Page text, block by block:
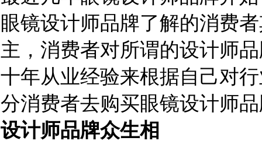
眼镜设计师品牌了解的消费
主，消费者对所谓的设计师
十年从业经验来根据自己对
分消费者去购买眼镜设计师
设计师品牌众生相